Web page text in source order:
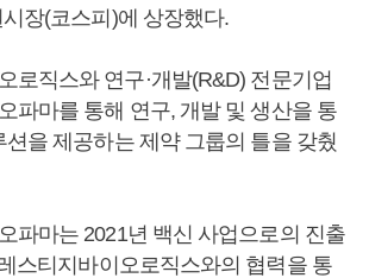
장(코스피)에 상장했다.
로직스와 연구·개발(R&D) 전문기업
파마를 통해 연구, 개발 및 생산을 통
을 제공하는 제약 그룹의 틀을 갖췄
파마는 2021년 백신 사업으로의 진출
스티지바이오로직스와의 협력을 통